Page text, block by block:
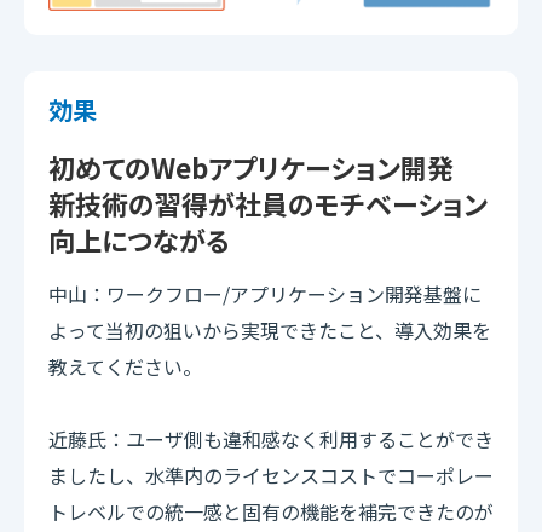
効果
初めてのWebアプリケーション開発
新技術の習得が社員のモチベーション
向上につながる
中山：ワークフロー/アプリケーション開発基盤に
よって当初の狙いから実現できたこと、導入効果を
教えてください。
近藤氏：ユーザ側も違和感なく利用することができ
ましたし、水準内のライセンスコストでコーポレー
トレベルでの統一感と固有の機能を補完できたのが